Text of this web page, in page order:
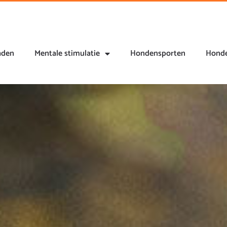
Mentale stimulatie Hondensporten